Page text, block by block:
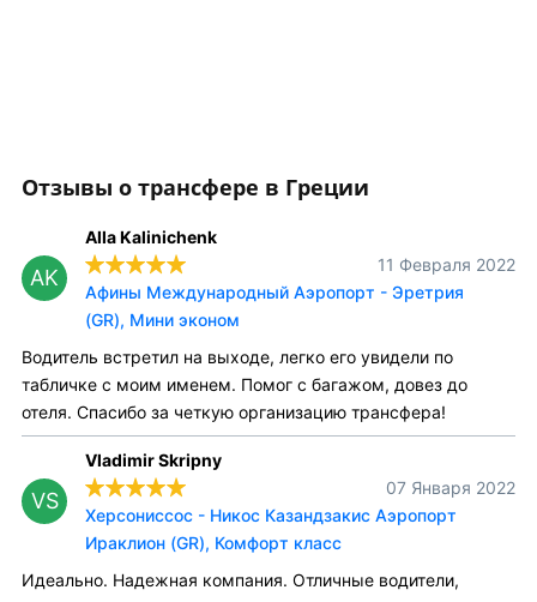
Отзывы о трансфере в Греции
AK
Alla Kalinichenk
11 Февраля 2022
Афины Международный Аэропорт - Эретрия
(GR), Мини эконом
Водитель встретил на выходе, легко его увидели по
табличке с моим именем. Помог с багажом, довез до
отеля. Спасибо за четкую организацию трансфера!
VS
Vladimir Skripny
07 Января 2022
Херсониссос - Никос Казандзакис Аэропорт
Ираклион (GR), Комфорт класс
Идеально. Надежная компания. Отличные водители,